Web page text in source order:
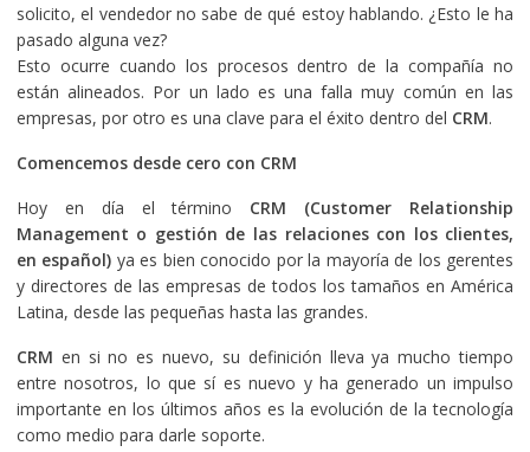
solicito, el vendedor no sabe de qué estoy hablando. ¿Esto le ha
pasado alguna vez?
Esto ocurre cuando los procesos dentro de la compañía no
están alineados. Por un lado es una falla muy común en las
empresas, por otro es una clave para el éxito dentro del CRM.
Comencemos desde cero con CRM
Hoy en día el término CRM (Customer Relationship
Management o gestión de las relaciones con los clientes,
en español) ya es bien conocido por la mayoría de los gerentes
y directores de las empresas de todos los tamaños en América
Latina, desde las pequeñas hasta las grandes.
CRM en si no es nuevo, su definición lleva ya mucho tiempo
entre nosotros, lo que sí es nuevo y ha generado un impulso
importante en los últimos años es la evolución de la tecnología
como medio para darle soporte.